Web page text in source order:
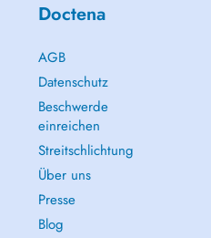
Doctena
AGB
Datenschutz
Beschwerde
einreichen
Streitschlichtung
Über uns
Presse
Blog